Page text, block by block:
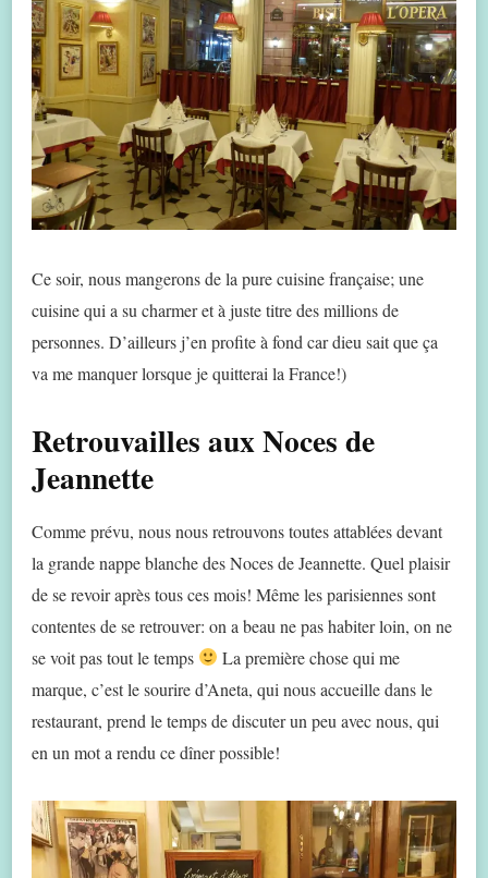
Ce soir, nous mangerons de la pure cuisine française; une
cuisine qui a su charmer et à juste titre des millions de
personnes. D’ailleurs j’en profite à fond car dieu sait que ça
va me manquer lorsque je quitterai la France!)
Retrouvailles aux Noces de
Jeannette
Comme prévu, nous nous retrouvons toutes attablées devant
la grande nappe blanche des Noces de Jeannette. Quel plaisir
de se revoir après tous ces mois! Même les parisiennes sont
contentes de se retrouver: on a beau ne pas habiter loin, on ne
se voit pas tout le temps
La première chose qui me
marque, c’est le sourire d’Aneta, qui nous accueille dans le
restaurant, prend le temps de discuter un peu avec nous, qui
en un mot a rendu ce dîner possible!